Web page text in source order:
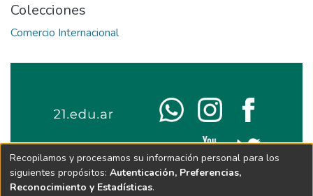
Colecciones
Comercio Internacional
Recopilamos y procesamos su información personal para los
siguientes propósitos: Autenticación, Preferencias,
Reconocimiento y Estadísticas.